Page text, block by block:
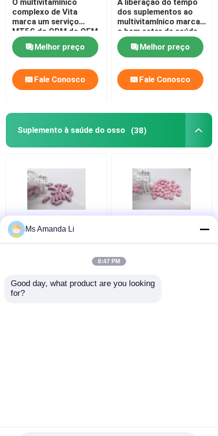
Suplementos à gestão do peso
complexo de Vita
marca um serviço
MT5S do ODM do OEM
do suplemento
dietéticoMelhor preço
Fale Conosco
dos suplementos ao
multivitamínico marca
o bem estar da saúde
geral um MT4E
dietéticoMelhor preço
Fale Conosco
Suplemento à saúde do osso (38)
O multi suplemento
mineral à saúde do
saúde, tabuletas
Chewable da vitamina D
Ms Amanda Li
8:47 PM
Good day, what product are you looking
for?